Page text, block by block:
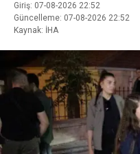
Giriş: 07-08-2026 22:52
Güncelleme: 07-08-2026 22:52
Kaynak: İHA